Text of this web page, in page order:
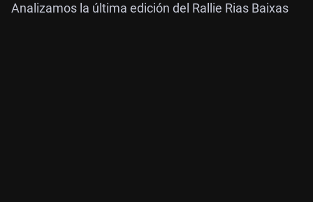
Analizamos la última edición del Rallie Rias Baixas